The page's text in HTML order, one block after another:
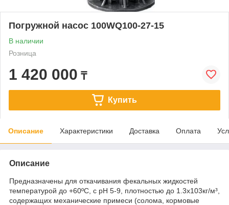
Погружной насос 100WQ100-27-15
В наличии
Розница
1 420 000 ₸
Купить
Описание Характеристики Доставка Оплата
Описание
Предназначены для откачивания фекальных жидкостей
температурой до +60ºС, с рН 5-9, плотностью до 1.3x103кг/м³,
содержащих механические примеси (солома, кормовые